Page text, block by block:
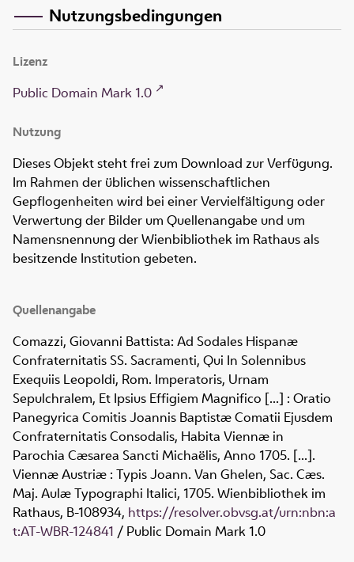
Nutzungsbedingungen
Lizenz
Public Domain Mark 1.0
Nutzung
Dieses Objekt steht frei zum Download zur Verfügung.
Im Rahmen der üblichen wissenschaftlichen
Gepflogenheiten wird bei einer Vervielfältigung oder
Verwertung der Bilder um Quellenangabe und um
Namensnennung der Wienbibliothek im Rathaus als
besitzende Institution gebeten.
Quellenangabe
Comazzi, Giovanni Battista: Ad Sodales Hispanæ
Confraternitatis SS. Sacramenti, Qui In Solennibus
Exequiis Leopoldi, Rom. Imperatoris, Urnam
Sepulchralem, Et Ipsius Effigiem Magnifico [...] : Oratio
Panegyrica Comitis Joannis Baptistæ Comatii Ejusdem
Confraternitatis Consodalis, Habita Viennæ in
Parochia Cæsarea Sancti Michaëlis, Anno 1705. [...].
Viennæ Austriæ : Typis Joann. Van Ghelen, Sac. Cæs.
Maj. Aulæ Typographi Italici, 1705. Wienbibliothek im
Rathaus, B-108934, https://resolver.obvsg.at/urn:nbn:a
t:AT-WBR-124841 / Public Domain Mark 1.0